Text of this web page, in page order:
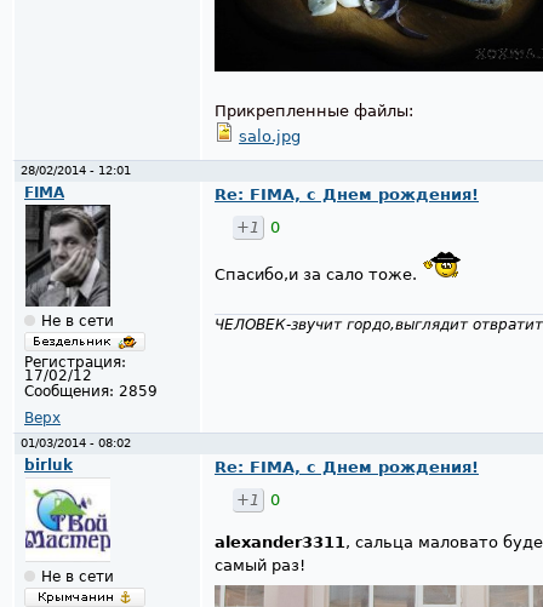
Прикрепленные файлы:
salo.jpg
28/02/2014 - 12:01
FIMA
Не в сети
Регистрация:
17/02/12
Сообщения: 2859
Верх
Re: FIMA, с Днем рождения!
+1
0
Спасибо,и за сало тоже.
ЧЕЛОВЕК-звучит гордо,выглядит
01/03/2014 - 08:02
birluk
Не в сети
Re: FIMA, с Днем рождения!
+1
0
alexander3311 , сальца маловато
самый раз!